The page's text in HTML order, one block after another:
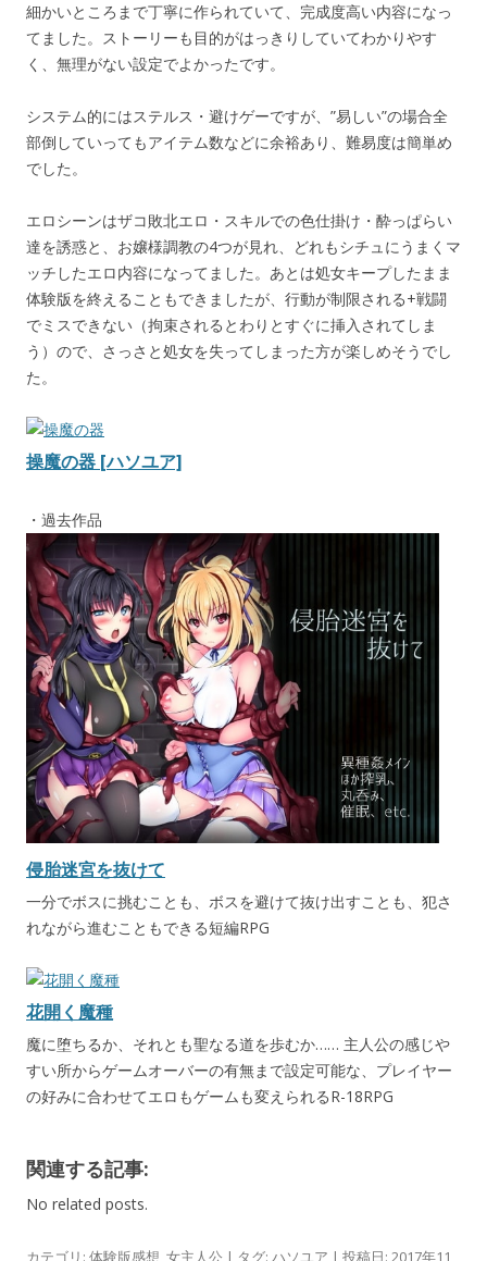
細かいところまで丁寧に作られていて、完成度高い内容になっ
てました。ストーリーも目的がはっきりしていてわかりやす
く、無理がない設定でよかったです。
システム的にはステルス・避けゲーですが、”易しい”の場合全
部倒していってもアイテム数などに余裕あり、難易度は簡単め
でした。
エロシーンはザコ敗北エロ・スキルでの色仕掛け・酔っぱらい
達を誘惑と、お嬢様調教の4つが見れ、どれもシチュにうまくマ
ッチしたエロ内容になってました。あとは処女キープしたまま
体験版を終えることもできましたが、行動が制限される+戦闘
でミスできない（拘束されるとわりとすぐに挿入されてしま
う）ので、さっさと処女を失ってしまった方が楽しめそうでし
た。
操魔の器 [ハソユア]
・過去作品
侵胎迷宮を抜けて
一分でボスに挑むことも、ボスを避けて抜け出すことも、犯さ
れながら進むこともできる短編RPG
花開く魔種
魔に堕ちるか、それとも聖なる道を歩むか…… 主人公の感じや
すい所からゲームオーバーの有無まで設定可能な、プレイヤー
の好みに合わせてエロもゲームも変えられるR-18RPG
関連する記事:
No related posts.
カテゴリ: 体験版感想 女主人公 | タグ: ハソユア | 投稿日: 2017年11